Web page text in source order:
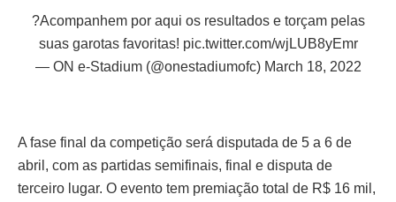
?Acompanhem por aqui os resultados e torçam pelas
suas garotas favoritas! pic.twitter.com/wjLUB8yEmr
— ON e-Stadium (@onestadiumofc) March 18, 2022
A fase final da competição será disputada de 5 a 6 de
abril, com as partidas semifinais, final e disputa de
terceiro lugar. O evento tem premiação total de R$ 16 mil,